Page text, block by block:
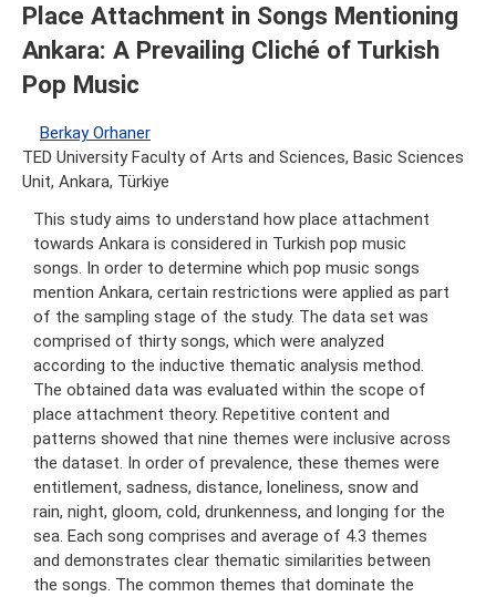
Place Attachment in Songs Mentioning
Ankara: A Prevailing Cliché of Turkish
Pop Music
Berkay Orhaner
TED University Faculty of Arts and Sciences, Basic Sciences
Unit, Ankara, Türkiye
This study aims to understand how place attachment
towards Ankara is considered in Turkish pop music
songs. In order to determine which pop music songs
mention Ankara, certain restrictions were applied as part
of the sampling stage of the study. The data set was
comprised of thirty songs, which were analyzed
according to the inductive thematic analysis method.
The obtained data was evaluated within the scope of
place attachment theory. Repetitive content and
patterns showed that nine themes were inclusive across
the dataset. In order of prevalence, these themes were
entitlement, sadness, distance, loneliness, snow and
rain, night, gloom, cold, drunkenness, and longing for the
sea. Each song comprises and average of 4.3 themes
and demonstrates clear thematic similarities between
the songs. The common themes that dominate the